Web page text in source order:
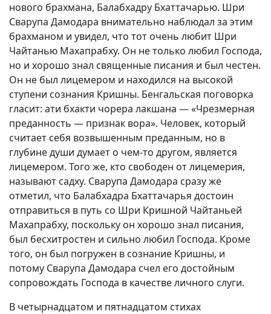
нового брахмана, Балабхадру Бхаттачарью. Шри
Сварупа Дамодара внимательно наблюдал за этим
брахманом и увидел, что тот очень любит Шри
Чайтанью Махапрабху. Он не только любил Господа,
но и хорошо знал священные писания и был честен.
Он не был лицемером и находился на высокой
ступени сознания Кришны. Бенгальская поговорка
гласит: ати бхакти чорера лакшана — «Чрезмерная
преданность — признак вора». Человек, который
считает себя возвышенным преданным, но в
глубине души думает о чем-то другом, является
лицемером. Того же, кто свободен от лицемерия,
называют садху. Сварупа Дамодара сразу же
отметил, что Балабхадра Бхаттачарья достоин
отправиться в путь со Шри Кришной Чайтаньей
Махапрабху, поскольку он хорошо знал писания,
был бесхитростен и сильно любил Господа. Кроме
того, он был погружен в сознание Кришны, и
потому Сварупа Дамодара счел его достойным
сопровождать Господа в качестве личного слуги.
В четырнадцатом и пятнадцатом стихах